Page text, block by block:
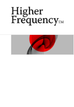
TAG: Darren Johnston